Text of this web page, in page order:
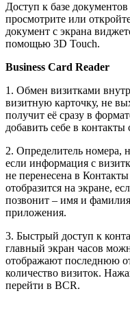
Доступ к базе
просмотрите или
документ c экрана
помощью 3D Touch.
Business Card Reader­
1. ­Обмен визитками
визитную карточку, не
получит её сразу в
добавить себе в
2.­ Определитель номера,
если информация с
не перенесена в
отобразится на экране,
позвонит – имя и­
приложения.
3. ­Быстрый доступ к
главный экран часов
отображают последнюю
количество визиток.
перейти в BCR.